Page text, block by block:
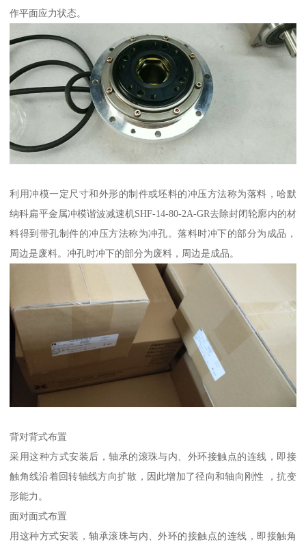
作平面应力状态。
利用冲模一定尺寸和外形的制件或坯料的冲压方法称为落料，哈默
纳科扁平金属冲模谐波减速机SHF-14-80-2A-GR去除封闭轮廓内的材
料得到带孔制件的冲压方法称为冲孔。落料时冲下的部分为成品，
周边是废料。冲孔时冲下的部分为废料，周边是成品。
背对背式布置
采用这种方式安装后，轴承的滚珠与内、外环接触点的连线，即接
触角线沿着回转轴线方向扩散，因此增加了径向和轴向刚性 ，抗变
形能力。
面对面式布置
用这种方式安装，轴承滚珠与内、外环的接触点的连线，即接触角